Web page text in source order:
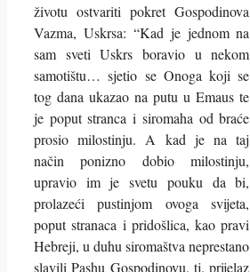
životu ostvariti pokret Gospodinova
Vazma, Uskrsa: “Kad je jednom na
sam sveti Uskrs boravio u nekom
samotištu… sjetio se Onoga koji se
tog dana ukazao na putu u Emaus te
je poput stranca i siromaha od braće
prosio milostinju. A kad je na taj
način ponizno dobio milostinju,
upravio im je svetu pouku da bi,
prolazeći pustinjom ovoga svijeta,
poput stranaca i pridošlica, kao pravi
Hebreji, u duhu siromaštva neprestano
slavili Pashu Gospodinovu, tj. prijelaz